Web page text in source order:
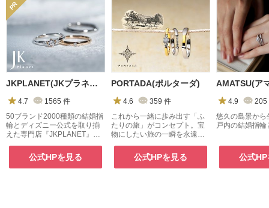
JKPLANET(JKプラネット)
4.7 1565 件
50ブランド2000種類の結婚指
輪とディズニー公式を取り揃
えた専門店『JKPLANET』。
町・横浜・大宮・大阪梅田・
京都・名古屋栄・福岡天神・
熊本・宮崎・鹿児島で展開
公式HPを見る
PORTADA(ポルターダ)
4.6 359 件
これから一緒に歩み出す「ふ
たりの旅」がコンセプト。宝
物にしたい旅の一瞬を永遠に
リング。公式HPを見る
AMATSU(ア
4.9
205
悠久の島景から
戸内の結婚指
公式